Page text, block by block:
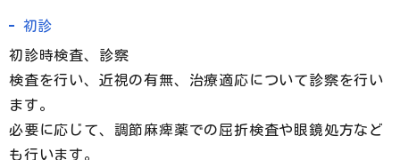
初診
初診時検査、診察
検査を行い、近視の有無、治療適応について診察を行い
ます。
必要に応じて、調節麻痺薬での屈折検査や眼鏡処方など
も行います。